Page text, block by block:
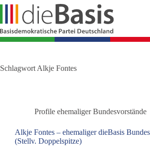
Zum
springen
Schlagwort Alkje Fontes
Profile ehemaliger Bundesvorstände
Alkje Fontes – ehemaliger dieBasis
(Stellv. Doppelspitze)